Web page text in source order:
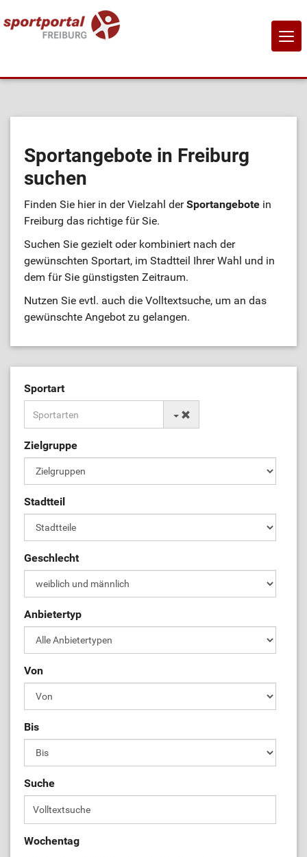
Sportanbietende
Sportstätten
Job-Börse
Kontakt
Sportangebote in Freiburg
suchen
Finden Sie hier in der Vielzahl derSportangebote in
Freiburg das richtige für Sie.
Suchen Sie gezielt oder kombiniert nach der
gewünschten Sportart, im Stadtteil Ihrer Wahl und in
dem für Sie günstigsten Zeitraum.
Nutzen Sie evtl. auch die Volltextsuche, um an das
gewünschte Angebot zu gelangen.
Sportart
Zielgruppe
Stadtteil
Geschlecht
Anbietertyp
Von
Bis
Suche
Wochentag